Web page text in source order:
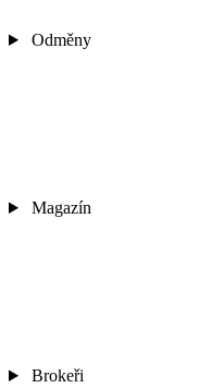
Odměny
Magazín
Brokeři